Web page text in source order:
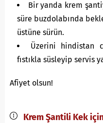
Bir yanda krem
süre buzdolabında
üstüne sürün.
Üzerini hindistan
fıstıkla süsleyip servis
Afiyet olsun!
Krem Şantili Kek